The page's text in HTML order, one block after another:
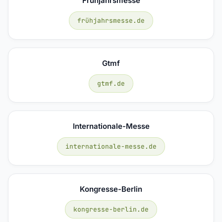
frühjahrsmesse.de
Gtmf
gtmf.de
Internationale-Messe
internationale-messe.de
Kongresse-Berlin
kongresse-berlin.de